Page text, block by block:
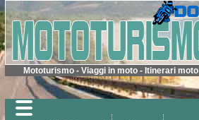
Mototurismo - Viaggi in moto - Itinerari moto